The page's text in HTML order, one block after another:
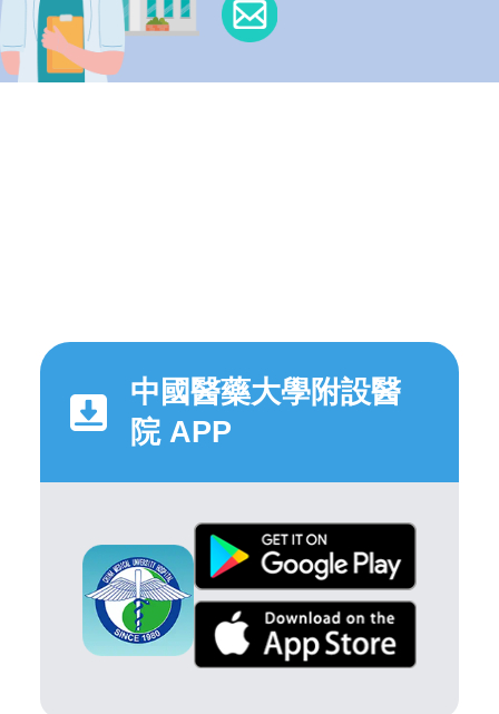
中國醫藥大學附設醫
院 APP